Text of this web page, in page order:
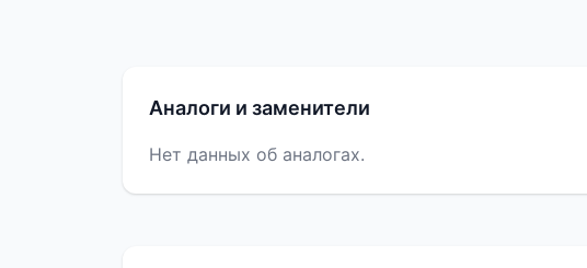
Аналоги и заменители
Нет данных об аналогах.